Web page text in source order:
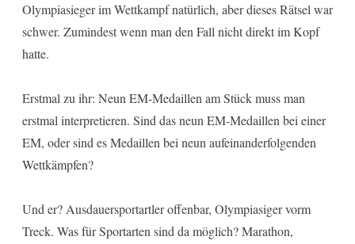
Olympiasieger im Wettkampf natürlich, aber dieses Rätsel war
schwer. Zumindest wenn man den Fall nicht direkt im Kopf
hatte.
Erstmal zu ihr: Neun EM-Medaillen am Stück muss man
erstmal interpretieren. Sind das neun EM-Medaillen bei einer
EM, oder sind es Medaillen bei neun aufeinanderfolgenden
Wettkämpfen?
Und er? Ausdauersportartler offenbar, Olympiasiger vorm
Treck. Was für Sportarten sind da möglich? Marathon,